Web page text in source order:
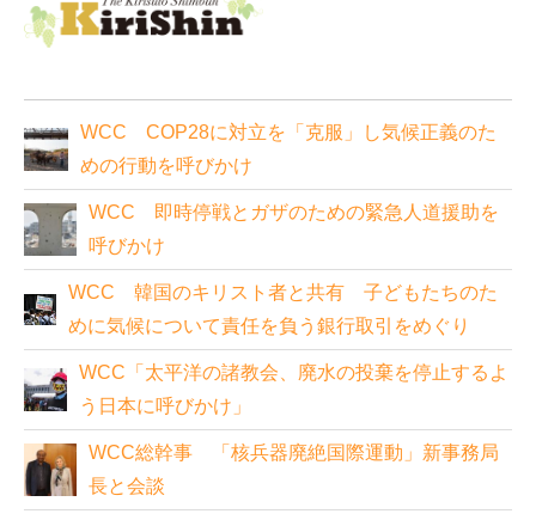
WCC COP28に対立を「克服」し気候正義のた
めの行動を呼びかけ
WCC 即時停戦とガザのための緊急人道援助を
呼びかけ
WCC 韓国のキリスト者と共有 子どもたちのた
めに気候について責任を負う銀行取引をめぐり
WCC「太平洋の諸教会、廃水の投棄を停止するよ
う日本に呼びかけ」
WCC総幹事 「核兵器廃絶国際運動」新事務局
長と会談